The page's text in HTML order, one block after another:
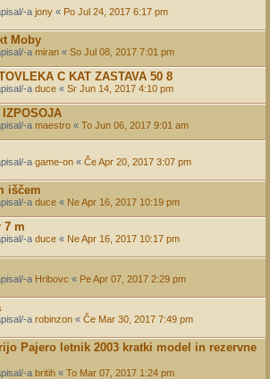
a jony « Po Jul 24, 2017 6:17 pm
Moby
a miran « So Jul 08, 2017 7:01 pm
C KAT ZASTAVA 50 8
a duce « Sr Jun 14, 2017 4:10 pm
IZPOSOJA
a maestro « To Jun 06, 2017 9:01 am
a game-on « Če Apr 20, 2017 3:07 pm
iščem
a duce « Ne Apr 16, 2017 10:19 pm
7 m
a duce « Ne Apr 16, 2017 10:17 pm
a Hribovc « Pe Apr 07, 2017 2:29 pm
a robinzon « Če Mar 30, 2017 7:49 pm
Pajero letnik 2003 kratki model in rezervne
a britih « To Mar 07, 2017 1:24 pm